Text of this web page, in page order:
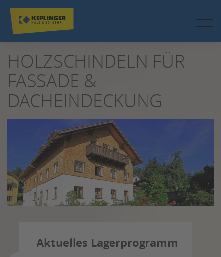
ZUM
SEITENINHALT
SPRINGEN
HOLZSCHINDELN FÜR
FASSADE &
DACHEINDECKUNG
Aktuelles Lagerprogramm